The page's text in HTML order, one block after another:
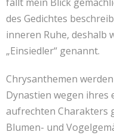
des Gedichtes
inneren Ruhe, deshalb
„Einsiedler“ genannt.
Chrysanthemen
Dynastien wegen ihres
aufrechten Charakters
Blumen- und